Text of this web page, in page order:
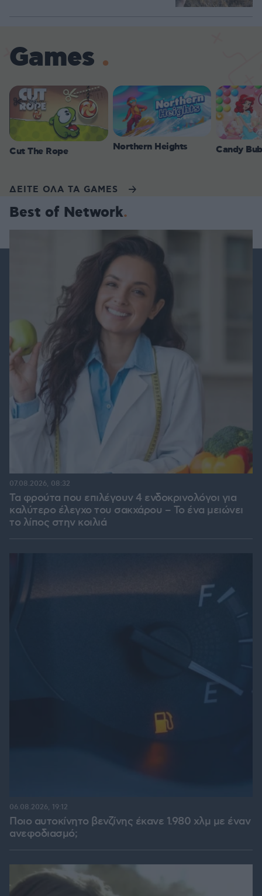
Games
Cut The Rope Northern Heights Candy
ΔΕΙΤΕ ΟΛΑ ΤΑ GAMES
Best of Network
Τα φρούτα που επιλέγουν 4 ενδοκρινολόγοι για
καλύτερο έλεγχο του σακχάρου – Το ένα μειώνει
το λίπος στην κοιλιά
07.08.2026, 08:32
Ποιο αυτοκίνητο βενζίνης έκανε 1.980 χλμ με έναν
ανεφοδιασμό;
06.08.2026, 19:12